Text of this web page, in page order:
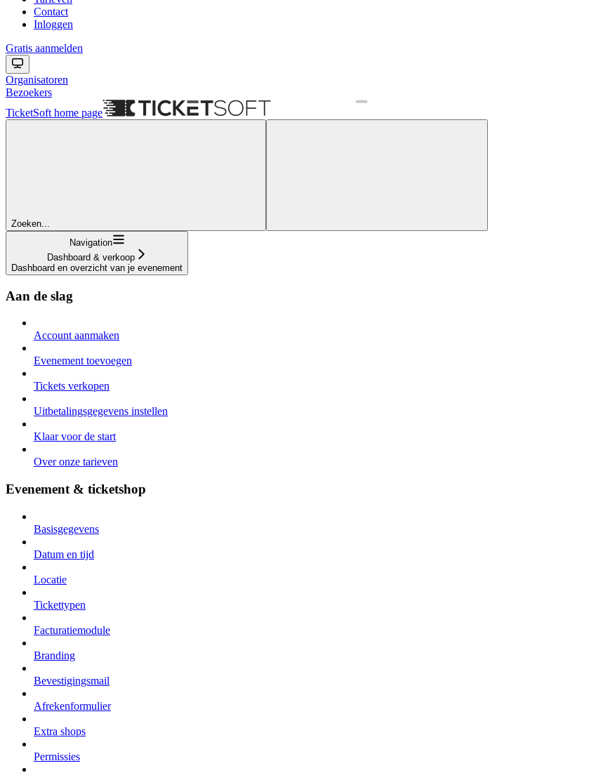
Contact
Inloggen
Gratis aanmelden
Organisatoren
Bezoekers
TicketSoft home page
Zoeken...
Navigation
Dashboard & verkoop
Dashboard en overzicht van je evenement
Aan de slag
Account aanmaken
Evenement toevoegen
Tickets verkopen
Uitbetalingsgegevens instellen
Klaar voor de start
Over onze tarieven
Evenement & ticketshop
Basisgegevens
Datum en tijd
Locatie
Tickettypen
Facturatiemodule
Branding
Bevestigingsmail
Afrekenformulier
Extra shops
Permissies